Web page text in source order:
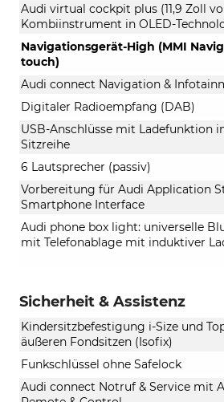
Audi virtual cockpit plus (11,9 Zoll
Kombiinstrument in OLED-
Navigationsgerät-High (MMI
touch)
Audi connect Navigation &
Digitaler Radioempfang (DAB)
USB-Anschlüsse mit Ladefunktion
Sitzreihe
6 Lautsprecher (passiv)
Vorbereitung für Audi Application
Smartphone Interface
Audi phone box light: universelle
mit Telefonablage mit induktiver
Sicherheit & Assistenz
Kindersitzbefestigung i-Size und
äußeren Fondsitzen (Isofix)
Funkschlüssel ohne Safelock
Audi connect Notruf & Service mit